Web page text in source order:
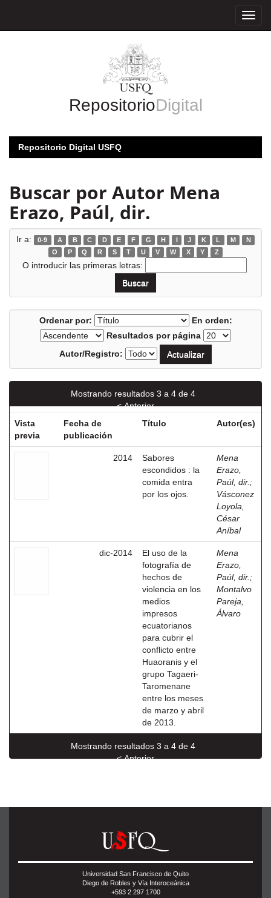
RepositorioDigital
Repositorio Digital USFQ
Buscar por Autor Mena
Erazo, Paúl, dir.
Ir a: 0-9 A B C D E F G H I J K L M
N
O
P Q R S T U V W X Y Z
O introducir las primeras letras:
Ordenar por:
En orden:
Resultados por página
Autor/Registro:
Mostrando resultados 3 a 4 de 4
< Anterior
Vista
previa
Fecha de
publicación
Título Autor(es)
2014
Sabores
escondidos : la
comida entra
por los ojos.
Mena
Erazo,
Paúl, dir. ;
Vásconez
Loyola,
César
Aníbal
dic-2014
El uso de la
fotografía de
hechos de
violencia en los
medios
impresos
ecuatorianos
para cubrir el
conflicto entre
Huaoranis y el
grupo Tagaeri-
Taromenane
entre los meses
de marzo y abril
de 2013.
Mena
Erazo,
Paúl, dir. ;
Montalvo
Pareja,
Álvaro
Mostrando resultados 3 a 4 de 4
< Anterior
Universidad San Francisco de Quito
Diego de Robles y Vía Interoceánica
+593 2 297 1700